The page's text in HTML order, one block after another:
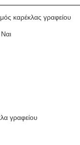
καρέκλας γραφείου
γραφείου